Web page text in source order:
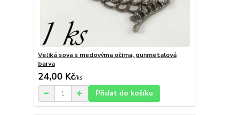
Veliká sova s medovýma očima, gunmetalová
barva
24,00 Kč/ks
Přidat do košíku